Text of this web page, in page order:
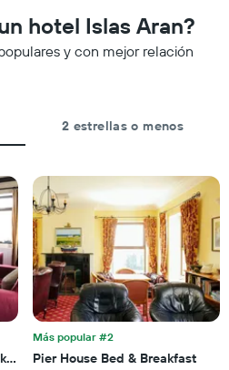
hotel Islas Aran?
y con mejor relación
2 estrellas o menos
Más popular #2
Pier House Bed & Breakfast